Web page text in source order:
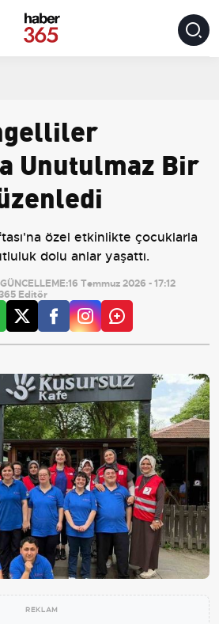
Unutulmaz Bir
özel etkinlikte çocuklarla
dolu anlar yaşattı.
GÜNCELLEME:16 Temmuz 2026 - 17:12
Editör
REKLAM